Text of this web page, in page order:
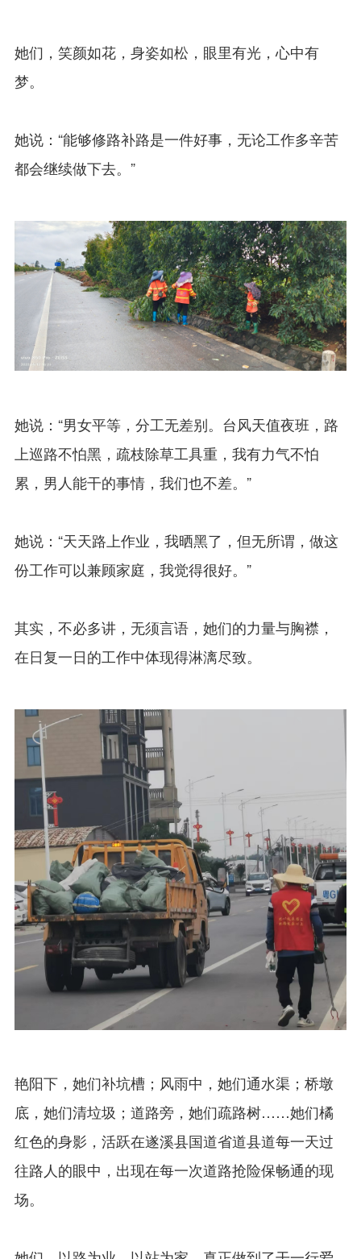
她们，笑颜如花，身姿如松，眼里有光，心中有
梦。
她说：“能够修路补路是一件好事，无论工作多辛苦
都会继续做下去。”
她说：“男女平等，分工无差别。台风天值夜班，路
上巡路不怕黑，疏枝除草工具重，我有力气不怕
累，男人能干的事情，我们也不差。”
她说：“天天路上作业，我晒黑了，但无所谓，做这
份工作可以兼顾家庭，我觉得很好。”
其实，不必多讲，无须言语，她们的力量与胸襟，
在日复一日的工作中体现得淋漓尽致。
艳阳下，她们补坑槽；风雨中，她们通水渠；桥墩
底，她们清垃圾；道路旁，她们疏路树……她们橘
红色的身影，活跃在遂溪县国道省道县道每一天过
往路人的眼中，出现在每一次道路抢险保畅通的现
场。